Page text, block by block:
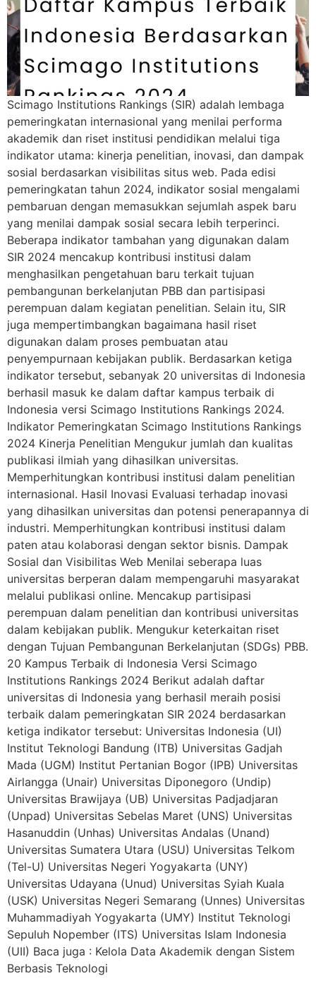
Scimago Institutions Rankings (SIR) adalah lembaga
pemeringkatan internasional yang menilai performa
akademik dan riset institusi pendidikan melalui tiga
indikator utama: kinerja penelitian, inovasi, dan dampak
sosial berdasarkan visibilitas situs web. Pada edisi
pemeringkatan tahun 2024, indikator sosial mengalami
pembaruan dengan memasukkan sejumlah aspek baru
yang menilai dampak sosial secara lebih terperinci.
Beberapa indikator tambahan yang digunakan dalam
SIR 2024 mencakup kontribusi institusi dalam
menghasilkan pengetahuan baru terkait tujuan
pembangunan berkelanjutan PBB dan partisipasi
perempuan dalam kegiatan penelitian. Selain itu, SIR
juga mempertimbangkan bagaimana hasil riset
digunakan dalam proses pembuatan atau
penyempurnaan kebijakan publik. Berdasarkan ketiga
indikator tersebut, sebanyak 20 universitas di Indonesia
berhasil masuk ke dalam daftar kampus terbaik di
Indonesia versi Scimago Institutions Rankings 2024.
Indikator Pemeringkatan Scimago Institutions Rankings
2024 Kinerja Penelitian Mengukur jumlah dan kualitas
publikasi ilmiah yang dihasilkan universitas.
Memperhitungkan kontribusi institusi dalam penelitian
internasional. Hasil Inovasi Evaluasi terhadap inovasi
yang dihasilkan universitas dan potensi penerapannya di
industri. Memperhitungkan kontribusi institusi dalam
paten atau kolaborasi dengan sektor bisnis. Dampak
Sosial dan Visibilitas Web Menilai seberapa luas
universitas berperan dalam mempengaruhi masyarakat
melalui publikasi online. Mencakup partisipasi
perempuan dalam penelitian dan kontribusi universitas
dalam kebijakan publik. Mengukur keterkaitan riset
dengan Tujuan Pembangunan Berkelanjutan (SDGs) PBB.
20 Kampus Terbaik di Indonesia Versi Scimago
Institutions Rankings 2024 Berikut adalah daftar
universitas di Indonesia yang berhasil meraih posisi
terbaik dalam pemeringkatan SIR 2024 berdasarkan
ketiga indikator tersebut: Universitas Indonesia (UI)
Institut Teknologi Bandung (ITB) Universitas Gadjah
Mada (UGM) Institut Pertanian Bogor (IPB) Universitas
Airlangga (Unair) Universitas Diponegoro (Undip)
Universitas Brawijaya (UB) Universitas Padjadjaran
(Unpad) Universitas Sebelas Maret (UNS) Universitas
Hasanuddin (Unhas) Universitas Andalas (Unand)
Universitas Sumatera Utara (USU) Universitas Telkom
(Tel-U) Universitas Negeri Yogyakarta (UNY)
Universitas Udayana (Unud) Universitas Syiah Kuala
(USK) Universitas Negeri Semarang (Unnes) Universitas
Muhammadiyah Yogyakarta (UMY) Institut Teknologi
Sepuluh Nopember (ITS) Universitas Islam Indonesia
(UII) Baca juga : Kelola Data Akademik dengan Sistem
Berbasis Teknologi